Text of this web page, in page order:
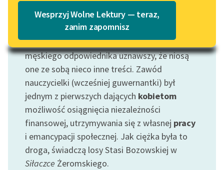
Lektury szkolne i klasyka
literatury do słuchania dla
uczennic i uczniów z
niepełnosprawnościami
E-kolekcja lektur
szkolnych i literatury do
słuchania dla uczennic i
uczniów z
niepełnosprawnościami
Katalog w formacie PDF
Wesprzyj Wolne Lektury — teraz,
zanim zapomnisz
Motyw: Nauczycielka
Oddzieliliśmy motyw nauczycielki od jego
męskiego odpowiednika uznawszy, że niosą
one ze sobą nieco inne treści. Zawód
nauczycielki (wcześniej guwernantki) był
jednym z pierwszych dających kobietom
możliwość osiągnięcia niezależności
finansowej, utrzymywania się z własnej pracy
i emancypacji społecznej. Jak ciężka była to
droga, świadczą losy Stasi Bozowskiej w
Siłaczce Żeromskiego.